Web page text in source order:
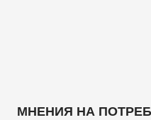
МНЕНИЯ НА